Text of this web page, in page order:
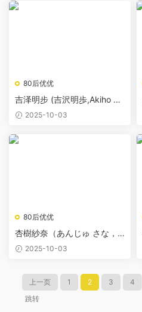
80后优优
吉泽明步 (吉沢明歩,Akiho Yo
shizawa)
2025-10-03
80后优优
杏樹紗奈（あんじゅ さな，A
nju Sana）
2025-10-03
上一页 1 2 3 4
跳转